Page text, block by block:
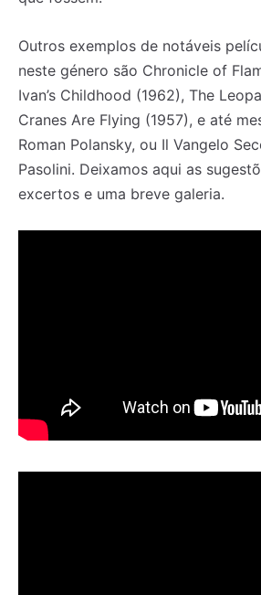
Outros exemplos de notáveis
neste género são Chronicle of
Ivan’s Childhood (1962), The
Cranes Are Flying (1957), e até
Roman Polansky, ou Il Vangelo
Pasolini. Deixamos aqui as
excertos e uma breve galeria.